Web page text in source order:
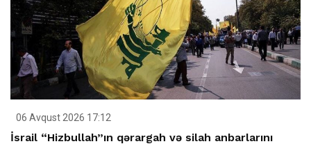
06 Avqust 2026 17:12
İsrail “Hizbullah”ın qərargah və silah anbarlarını